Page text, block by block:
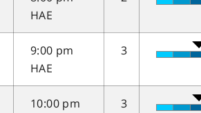
HAE
9:00 pm
HAE
3
10:00 pm
3